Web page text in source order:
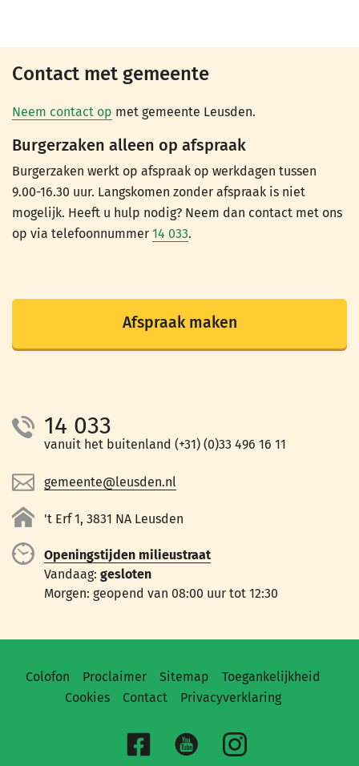
Contact met gemeente
Neem contact op met gemeente Leusden.
Burgerzaken alleen op afspraak
Burgerzaken werkt op afspraak op werkdagen tussen
9.00-16.30 uur. Langskomen zonder afspraak is niet
mogelijk. Heeft u hulp nodig? Neem dan contact met ons
op via telefoonnummer 14 033.
Afspraak maken
14 033
vanuit het buitenland (+31) (0)33 496 16 11
gemeente@leusden.nl
't Erf 1, 3831 NA Leusden
Openingstijden milieustraat
Vandaag: gesloten
Morgen: geopend van 08:00 uur tot 12:30
Colofon Proclaimer Sitemap
Toegankelijkheid
Cookies
Contact Privacyverklaring